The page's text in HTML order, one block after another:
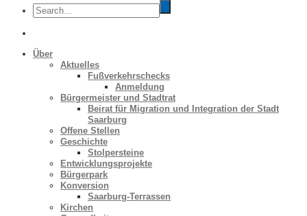
Über
Aktuelles
Fußverkehrschecks
Anmeldung
Bürgermeister und Stadtrat
Beirat für Migration und Integration der Stadt
Saarburg
Offene Stellen
Geschichte
Stolpersteine
Entwicklungsprojekte
Bürgerpark
Konversion
Saarburg-Terrassen
Kirchen